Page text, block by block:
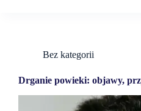
Bez kategorii
Drganie powieki: objawy,